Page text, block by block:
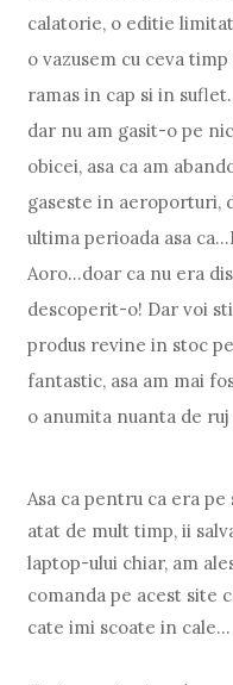
calatorie, o editie
o vazusem cu ceva
ramas in cap si in
dar nu am gasit-o pe
obicei, asa ca am
gaseste in aeroporturi,
ultima perioada asa
Aoro…doar ca nu era
descoperit-o! Dar voi
produs revine in stoc
fantastic, asa am mai
o anumita nuanta de
Asa ca pentru ca era
atat de mult timp, ii
laptop-ului chiar, am
comanda pe acest site
cate imi scoate in cale…